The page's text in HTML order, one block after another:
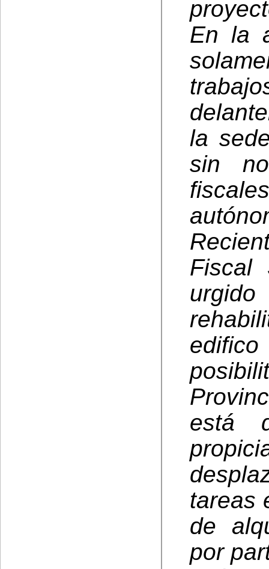
En la
la
sin
Fiscal
está
tareas
de
por